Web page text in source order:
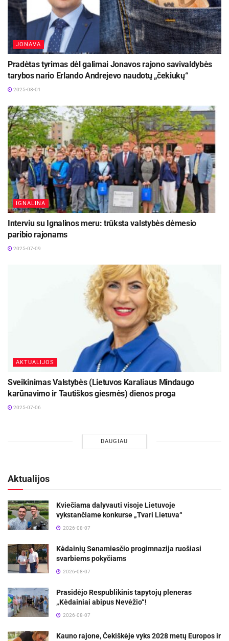
JONAVA
Pradėtas tyrimas dėl galimai Jonavos rajono savivaldybės
tarybos nario Erlando Andrejevo naudotų „čekiukų“
2025-08-01
IGNALINA
Interviu su Ignalinos meru: trūksta valstybės dėmesio
paribio rajonams
2025-07-09
AKTUALIJOS
Sveikinimas Valstybės (Lietuvos Karaliaus Mindaugo
karūnavimo ir Tautiškos giesmės) dienos proga
2025-07-06
DAUGIAU
Aktualijos
Kviečiama dalyvauti visoje Lietuvoje
vykstančiame konkurse „Tvari Lietuva“
2026-08-07
Kėdainių Senamiesčio progimnazija ruošiasi
svarbiems pokyčiams
2026-08-07
Prasidėjo Respublikinis tapytojų pleneras
„Kėdainiai abipus Nevėžio“!
2026-08-07
Kauno rajone, Čekiškėje vyks 2028 metų Europos ir